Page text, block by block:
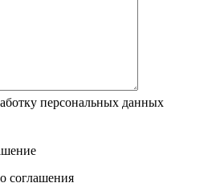
персональных данных
соглашения